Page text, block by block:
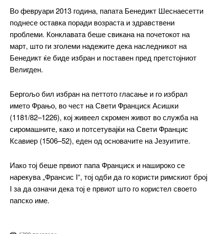
Во февруари 2013 година, папата Бенедикт Шеснаесетти
поднесе оставка поради возраста и здравствени
проблеми. Конклавата беше свикана на почетокот на
март, што ги зголеми надежите дека наследникот на
Бенедикт ќе биде избран и поставен пред претстојниот
Велигден.
Бергољо бил избран на петтото гласање и го избрал
името Фрањо, во чест на Свети Франциск Асишки
(1181/82–1226), кој живеел скромен живот во служба на
сиромашните, како и потсетувајќи на Свети Францис
Ксавиер (1506–52), еден од основачите на Језуитите.
Иако тој беше првиот папа Франциск и нашироко се
нарекува „Франсис I“, тој одби да го користи римскиот број
I за да означи дека тој е првиот што го користел своето
папско име.